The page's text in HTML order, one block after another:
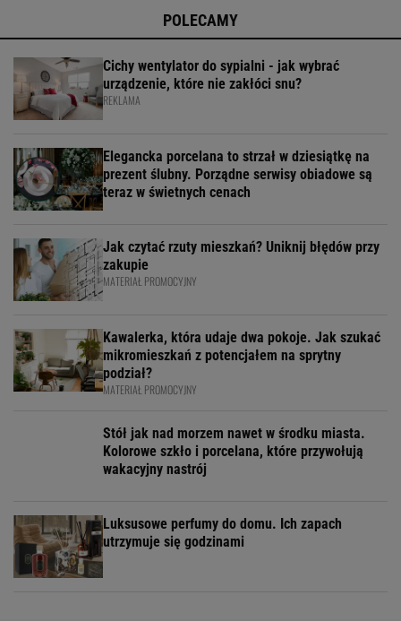
POLECAMY
Cichy wentylator do sypialni - jak wybrać
urządzenie, które nie zakłóci snu?
REKLAMA
Elegancka porcelana to strzał w dziesiątkę na
prezent ślubny. Porządne serwisy obiadowe są
teraz w świetnych cenach
Jak czytać rzuty mieszkań? Uniknij błędów przy
zakupie
MATERIAŁ PROMOCYJNY
Kawalerka, która udaje dwa pokoje. Jak szukać
mikromieszkań z potencjałem na sprytny
podział?
MATERIAŁ PROMOCYJNY
Stół jak nad morzem nawet w środku miasta.
Kolorowe szkło i porcelana, które przywołują
wakacyjny nastrój
Luksusowe perfumy do domu. Ich zapach
utrzymuje się godzinami